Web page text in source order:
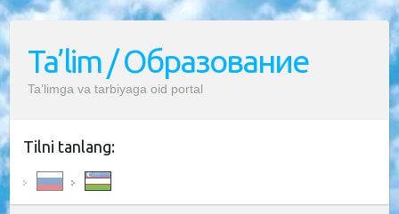
Ta’lim / Образование
Ta’limga va tarbiyaga oid portal
Tilni tanlang: